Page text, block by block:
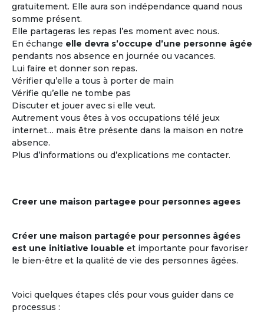
gratuitement. Elle aura son indépendance quand nous
somme présent.
Elle partageras les repas l’es moment avec nous.
En échange elle devra s’occupe d’une personne âgée
pendants nos absence en journée ou vacances.
Lui faire et donner son repas.
Vérifier qu’elle a tous à porter de main
Vérifie qu’elle ne tombe pas
Discuter et jouer avec si elle veut.
Autrement vous êtes à vos occupations télé jeux
internet… mais être présente dans la maison en notre
absence.
Plus d’informations ou d’explications me contacter.
Creer une maison partagee pour personnes agees
Créer une maison partagée pour personnes âgées
est une initiative louable et importante pour favoriser
le bien-être et la qualité de vie des personnes âgées.
Voici quelques étapes clés pour vous guider dans ce
processus :